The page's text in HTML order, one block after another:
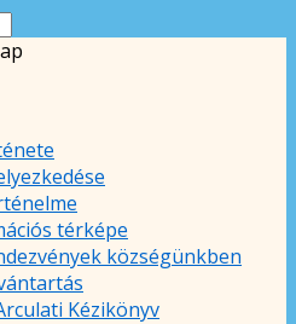
térképe
községünkben
Kézikönyv